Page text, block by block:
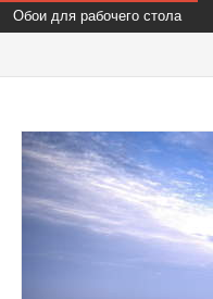
Обои для рабочего стола